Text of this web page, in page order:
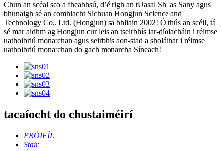
Chun an scéal seo a fheabhsú, d’éirigh an tUasal Shi as Sany agus
bhunaigh sé an comhlacht Sichuan Hongjun Science and
Technology Co,. Ltd. (Hongjun) sa bhliain 2002! Ó thús an scéil, tá
sé mar aidhm ag Hongjun cur leis an tseirbhís iar-díolacháin i réimse
uathoibriú monarchan agus seirbhís aon-stad a sholáthar i réimse
uathoibriú monarchan do gach monarcha Síneach!
tacaíocht do chustaiméirí
PRÓIFÍL
Stair